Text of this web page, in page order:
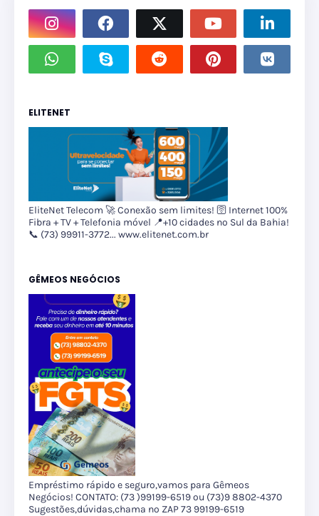
ELITENET
EliteNet Telecom 🚀 Conexão sem limites! 🛜 Internet 100%
Fibra + TV + Telefonia móvel 📍+10 cidades no Sul da Bahia!
📞 (73) 99911-3772... www.elitenet.com.br
GÊMEOS NEGÓCIOS
Empréstimo rápido e seguro,vamos para Gêmeos
Negócios! CONTATO: (73 )99199-6519 ou (73)9 8802-4370
Sugestões,dúvidas,chama no ZAP 73 99199-6519